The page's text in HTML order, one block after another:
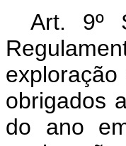
Art. 9º
obrigados
do ano